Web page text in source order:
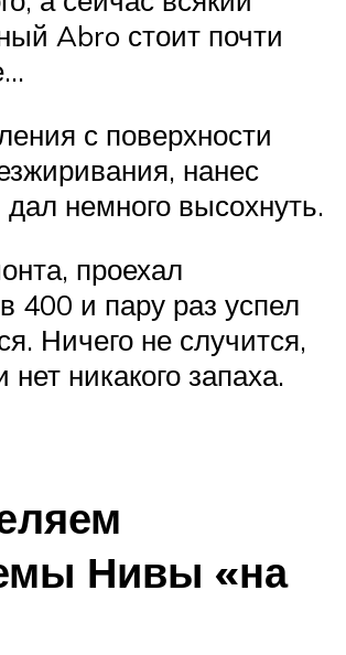
Abro стоит почти
с поверхности
нанес
дал немного высохнуть.
проехал
400 и пару раз успел
Ничего не случится,
нет никакого запаха.
Нивы «на